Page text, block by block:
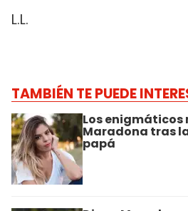
L.L.
TAMBIÉN TE PUEDE
Los enigmáticos
Maradona tras
papá